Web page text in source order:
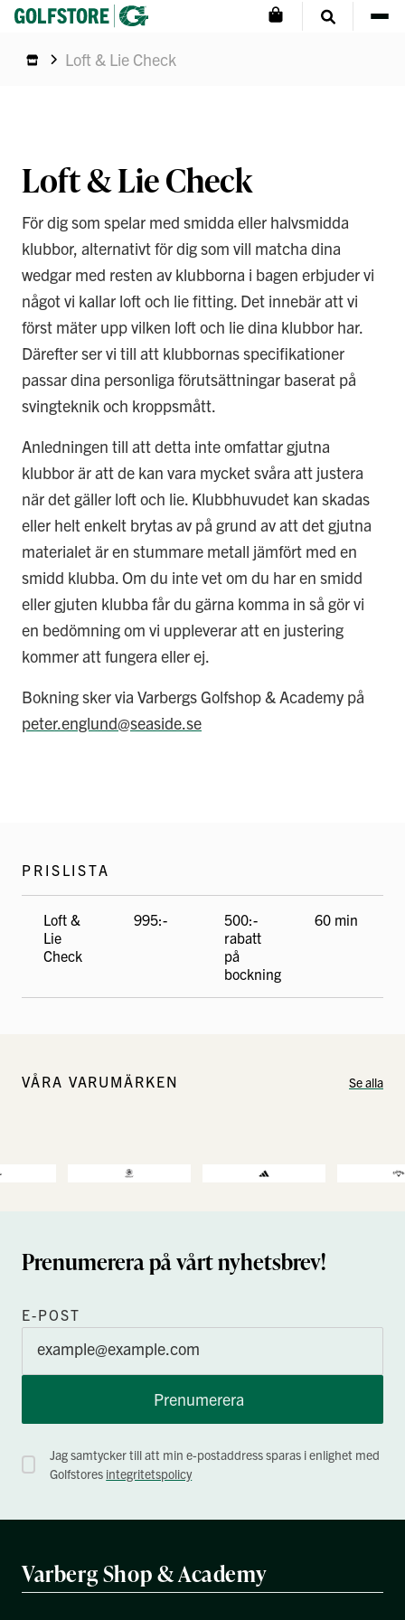
Loft & Lie Check
Loft & Lie Check
För dig som spelar med smidda eller halvsmidda
klubbor, alternativt för dig som vill matcha dina
wedgar med resten av klubborna i bagen erbjuder vi
något vi kallar loft och lie fitting. Det innebär att vi
först mäter upp vilken loft och lie dina klubbor har.
Därefter ser vi till att klubbornas specifikationer
passar dina personliga förutsättningar baserat på
svingteknik och kroppsmått.
Anledningen till att detta inte omfattar gjutna
klubbor är att de kan vara mycket svåra att justera
när det gäller loft och lie. Klubbhuvudet kan skadas
eller helt enkelt brytas av på grund av att det gjutna
materialet är en stummare metall jämfört med en
smidd klubba. Om du inte vet om du har en smidd
eller gjuten klubba får du gärna komma in så gör vi
en bedömning om vi uppleverar att en justering
kommer att fungera eller ej.
Bokning sker via Varbergs Golfshop & Academy på
peter.englund@seaside.se
PRISLISTA
Loft &
Lie
Check
995:-
500:-
rabatt
på
bockning
60 min
VÅRA VARUMÄRKEN Se alla
Prenumerera på vårt nyhetsbrev!
E-POST
Prenumerera
Jag samtycker till att min e-postaddress sparas i enlighet med
Golfstores integritetspolicy
Varberg Shop & Academy